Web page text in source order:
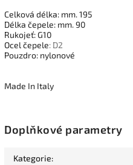
Celková délka: mm. 195
Délka čepele: mm. 90
Rukojeť: G10
Ocel čepele: D2
Pouzdro: nylonové
Made In Italy
Doplňkové parametry
Kategorie: